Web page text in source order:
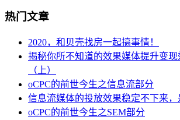
热门文章
2020，和贝壳找房一起搞事情！
揭秘你所不知道的效果媒体提升变
（上）
oCPC的前世今生之信息流部分
信息流媒体的投放效果稳定不下来，
oCPC的前世今生之SEM部分